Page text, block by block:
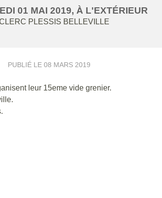
01 MAI 2019, À L'EXTÉRIEUR
PLESSIS BELLEVILLE
PUBLIÉ LE 08 MARS 2019
leur 15eme vide grenier.